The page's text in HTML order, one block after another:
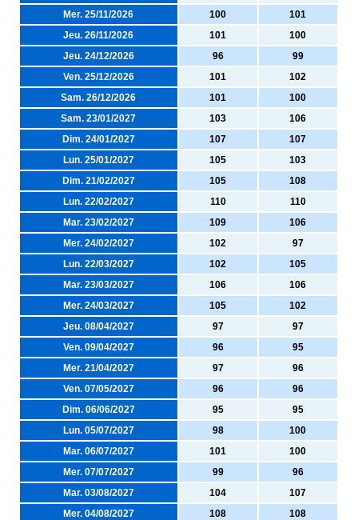
Mer. 25/11/2026
100
101
Jeu. 26/11/2026
101
100
Jeu. 24/12/2026
96
99
Ven. 25/12/2026
101
102
Sam. 26/12/2026
101
100
Sam. 23/01/2027
103
106
Dim. 24/01/2027
107
107
Lun. 25/01/2027
105
103
Dim. 21/02/2027
105
108
Lun. 22/02/2027
110
110
Mar. 23/02/2027
109
106
Mer. 24/02/2027
102
97
Lun. 22/03/2027
102
105
Mar. 23/03/2027
106
106
Mer. 24/03/2027
105
102
Jeu. 08/04/2027
97
97
Ven. 09/04/2027
96
95
Mer. 21/04/2027
97
96
Ven. 07/05/2027
96
96
Dim. 06/06/2027
95
95
Lun. 05/07/2027
98
100
Mar. 06/07/2027
101
100
Mer. 07/07/2027
99
96
Mar. 03/08/2027
104
107
Mer. 04/08/2027
108
108